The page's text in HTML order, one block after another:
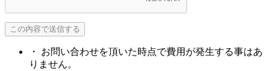
・ お問い合わせを頂いた時点で費用が発生する事はあ
りません。